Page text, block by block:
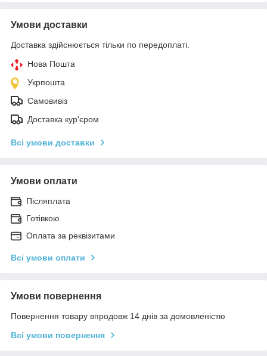
Умови доставки
Доставка здійснюється тільки по передоплаті.
Нова Пошта
Укрпошта
Самовивіз
Доставка кур'єром
Всі умови доставки
Умови оплати
Післяплата
Готівкою
Оплата за реквізитами
Всі умови оплати
Умови повернення
Повернення товару впродовж 14 днів за домовленістю
Всі умови повернення